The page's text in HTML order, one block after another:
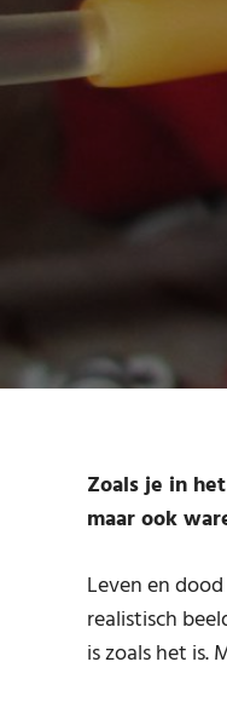
Zoals je in
maar ook
Leven en
realistisch
is zoals het is.